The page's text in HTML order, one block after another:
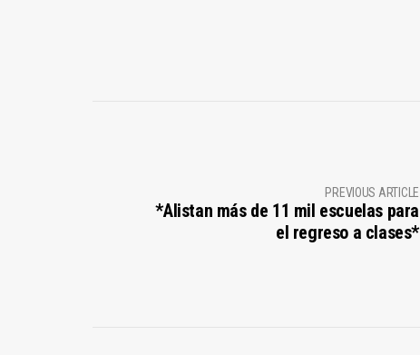
PREVIOUS ARTICLE
*Alistan más de 11 mil escuelas para
el regreso a clases*